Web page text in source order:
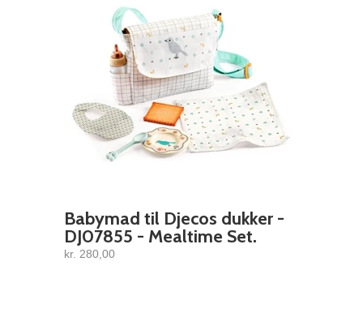
Babymad til Djecos dukker -
DJ07855 - Mealtime Set.
kr. 280,00